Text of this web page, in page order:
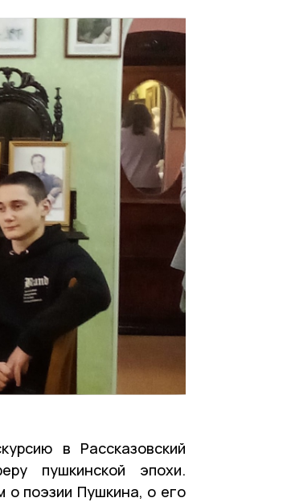
в Рассказовский
пушкинской эпохи.
о поэзии Пушкина, о его